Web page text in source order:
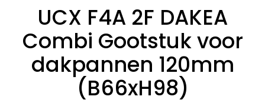
UCX F4A 2F DAKEA
Combi Gootstuk voor
dakpannen 120mm
(B66xH98)